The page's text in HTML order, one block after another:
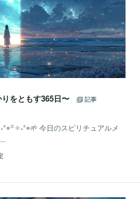
をともす365日〜
記事
今日のスピリチュアルメ